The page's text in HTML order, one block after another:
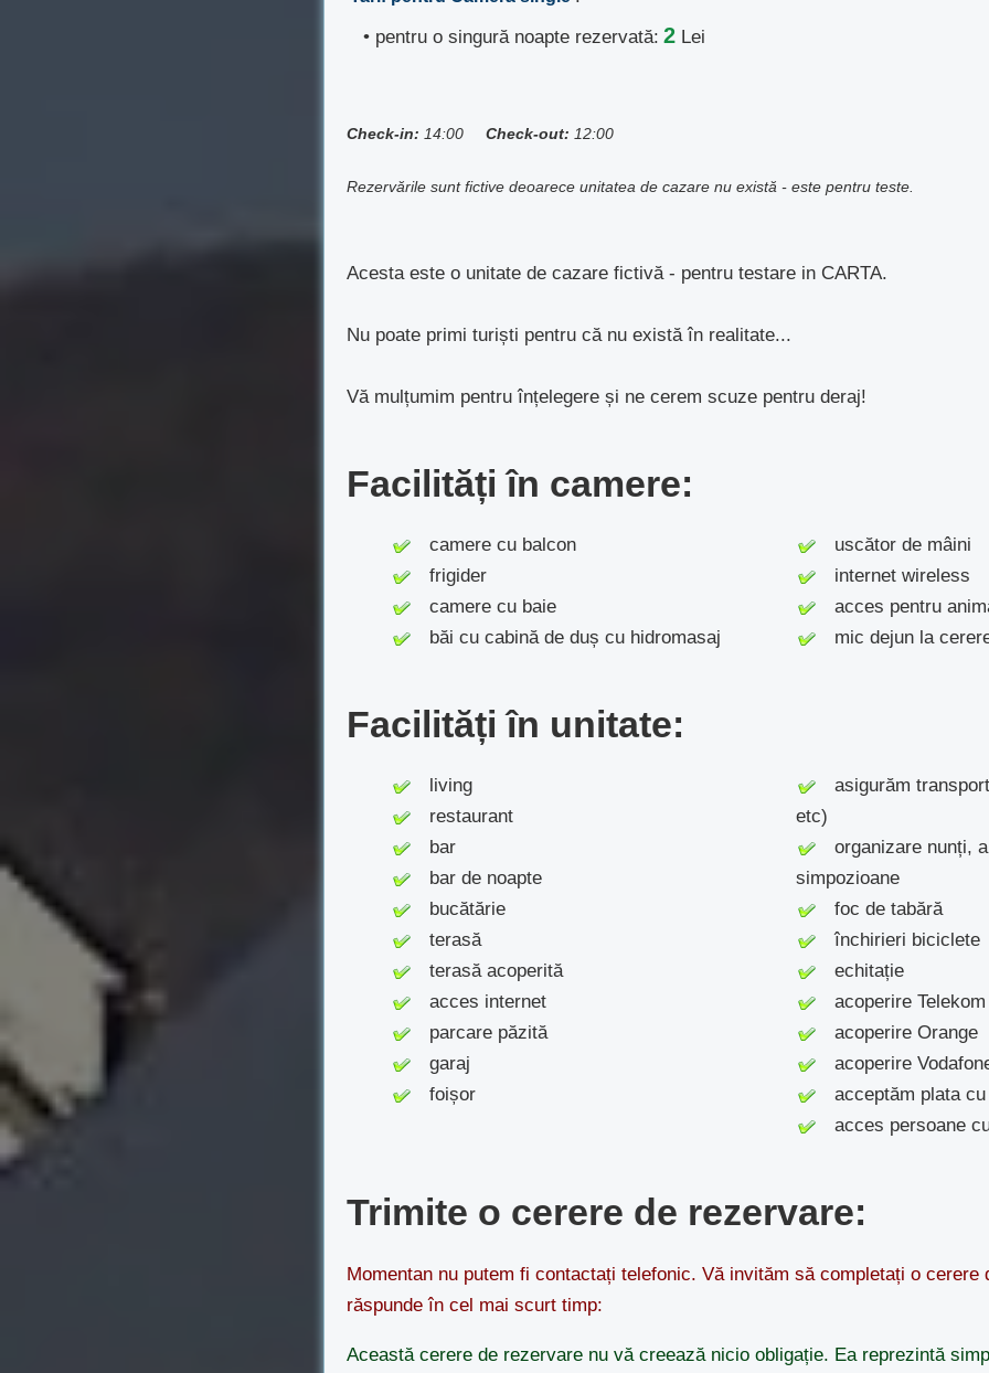
• pentru o singură noapte rezervată: 2 Lei
Check-in: 14:00 Check-out: 12:00
Rezervările sunt fictive deoarece unitatea de cazare nu există - este pentru teste.
Acesta este o unitate de cazare fictivă - pentru testare in CARTA.
Nu poate primi turiști pentru că nu există în realitate...
Vă mulțumim pentru înțelegere și ne cerem scuze pentru deraj!
Facilități în camere:
camere cu balcon
frigider
camere cu baie
băi cu cabină de duș cu hidromasaj
uscător de mâini
internet wireless
acces pentru
mic dejun la
Facilități în unitate:
living
restaurant
bar
bar de noapte
bucătărie
terasă
terasă acoperită
acces internet
parcare păzită
garaj
foișor
asigurăm
etc)
organizare nunți,
simpozioane
foc de tabără
închirieri biciclete
echitație
acoperire Telekom
acoperire Orange
acoperire
acceptăm plata cu
acces persoane
Trimite o cerere de rezervare:
Momentan nu putem fi contactați telefonic. Vă invităm să completați o
răspunde în cel mai scurt timp:
Această cerere de rezervare nu vă creează nicio obligație. Ea reprezintă